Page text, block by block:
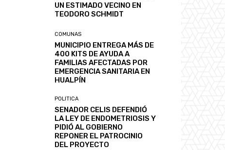
UN ESTIMADO VECINO EN
TEODORO SCHMIDT
COMUNAS
MUNICIPIO ENTREGA MÁS DE
400 KITS DE AYUDA A
FAMILIAS AFECTADAS POR
EMERGENCIA SANITARIA EN
HUALPÍN
POLITICA
SENADOR CELIS DEFENDIÓ
LA LEY DE ENDOMETRIOSIS Y
PIDIÓ AL GOBIERNO
REPONER EL PATROCINIO
DEL PROYECTO